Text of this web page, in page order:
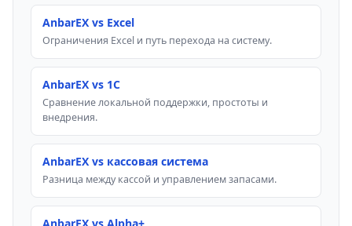
AnbarEX vs Excel
Ограничения Excel и путь перехода на систему.
AnbarEX vs 1C
Сравнение локальной поддержки, простоты и
внедрения.
AnbarEX vs кассовая система
Разница между кассой и управлением запасами.